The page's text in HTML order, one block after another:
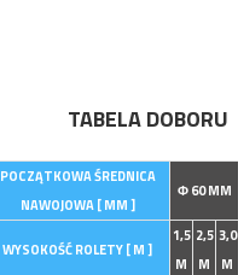
TABELA DOBORU
POCZĄTKOWA ŚREDNICA
NAWOJOWA [ MM ]
Φ 60 MM
WYSOKOŚĆ ROLETY [ M ]
1,5
M
2,5
M
3,0
M